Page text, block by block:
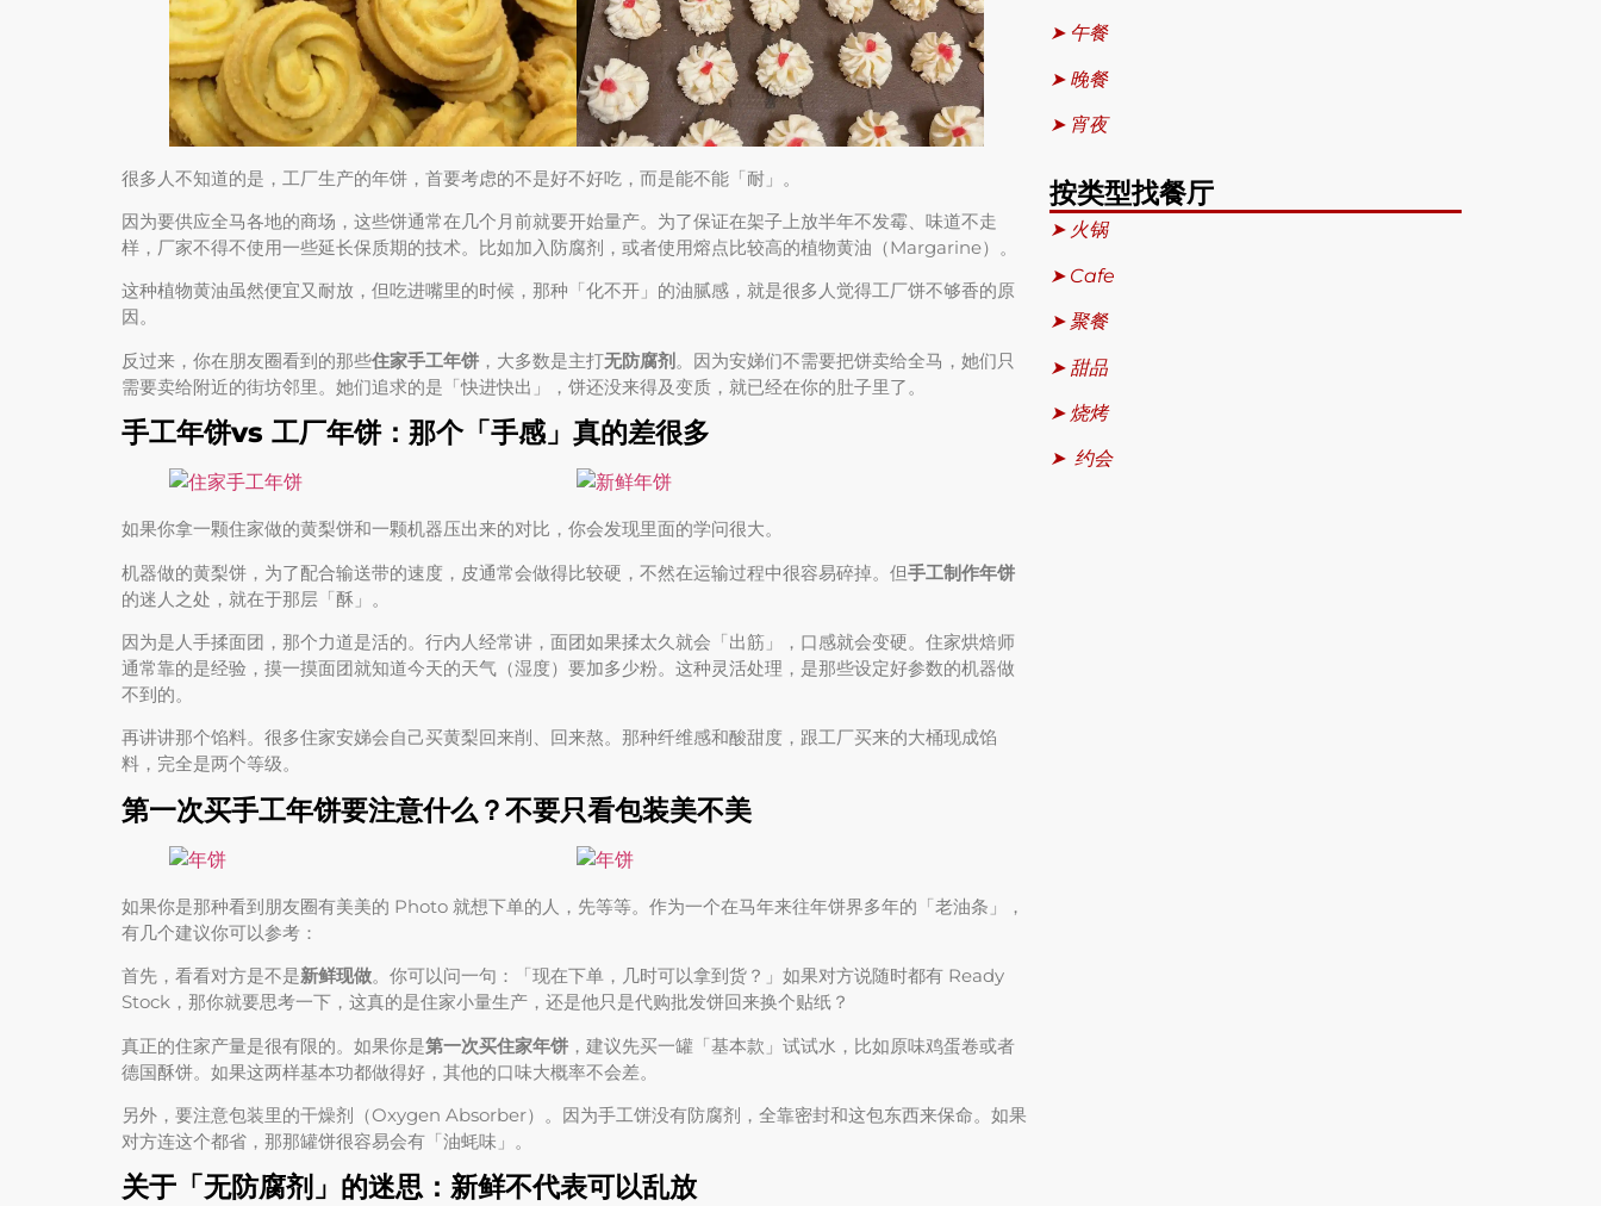
很多人不知道的是，工厂生产的年饼，首要考虑的不是好不好吃，而是能不能「耐」。
因为要供应全马各地的商场，这些饼通常在几个月前就要开始量产。为了保证在架子上放半年不发霉、味道不走
样，厂家不得不使用一些延长保质期的技术。比如加入防腐剂，或者使用熔点比较高的植物黄油（Margarine）。
这种植物黄油虽然便宜又耐放，但吃进嘴里的时候，那种「化不开」的油腻感，就是很多人觉得工厂饼不够香的原
因。
反过来，你在朋友圈看到的那些住家手工年饼 ，大多数是主打无防腐剂。因为安娣们不需要把饼卖给全马，她们只
需要卖给附近的街坊邻里。她们追求的是「快进快出」，饼还没来得及变质，就已经在你的肚子里了。
手工年饼vs 工厂年饼：那个「手感」真的差很多
如果你拿一颗住家做的黄梨饼和一颗机器压出来的对比，你会发现里面的学问很大。
机器做的黄梨饼，为了配合输送带的速度，皮通常会做得比较硬，不然在运输过程中很容易碎掉。但手工制作年饼
的迷人之处，就在于那层「酥」。
因为是人手揉面团，那个力道是活的。行内人经常讲，面团如果揉太久就会「出筋」，口感就会变硬。住家烘焙师
通常靠的是经验，摸一摸面团就知道今天的天气（湿度）要加多少粉。这种灵活处理，是那些设定好参数的机器做
不到的。
再讲讲那个馅料。很多住家安娣会自己买黄梨回来削、回来熬。那种纤维感和酸甜度，跟工厂买来的大桶现成馅
料，完全是两个等级。
第一次买手工年饼要注意什么？不要只看包装美不美
如果你是那种看到朋友圈有美美的 Photo 就想下单的人，先等等。作为一个在马年来往年饼界多年的「老油条」，
有几个建议你可以参考：
首先，看看对方是不是新鲜现做。你可以问一句：「现在下单，几时可以拿到货？」如果对方说随时都有 Ready
Stock，那你就要思考一下，这真的是住家小量生产，还是他只是代购批发饼回来换个贴纸？
真正的住家产量是很有限的。如果你是第一次买住家年饼 ，建议先买一罐「基本款」试试水，比如原味鸡蛋卷或者
德国酥饼。如果这两样基本功都做得好，其他的口味大概率不会差。
另外，要注意包装里的干燥剂（Oxygen Absorber）。因为手工饼没有防腐剂，全靠密封和这包东西来保命。如果
对方连这个都省，那那罐饼很容易会有「油蚝味」。
关于「无防腐剂」的迷思：新鲜不代表可以乱放
➤ 午餐
➤ 晚餐
➤ 宵夜
按类型找餐厅
➤ 火锅
➤ Cafe
➤ 聚餐
➤ 甜品
➤ 烧烤
➤ 约会